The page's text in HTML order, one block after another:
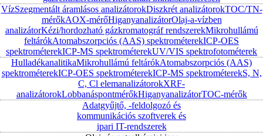
VízSzegmentált áramlásos analizátorokDiszkrét analizátorokTOC/TN-
mérőkAOX-mérőHiganyanalizátorOlaj-a-vízben
analizátorKézi/hordozható gázkromatográf rendszerekMikrohullámú
feltárókAtomabszorpciós (AAS) spektrométerekICP-OES
spektrométerekICP-MS spektrométerekUV/VIS spektrofotométerek
HulladékanalitikaMikrohullámú feltárókAtomabszorpciós (AAS)
spektrométerekICP-OES spektrométerekICP-MS spektrométerekS, N,
C, Cl elemanalizátorokXRF-
analizátorokLobbanáspontmérőkHiganyanalizátorTOC-mérők
Adatgyűjtő, -feldolgozó és
kommunikációs szoftverek és
ipari IT-rendszerek